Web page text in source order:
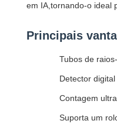
em IA,tornando-o ideal
Principais
Tubos de
Detector
Contagem
Suporta um